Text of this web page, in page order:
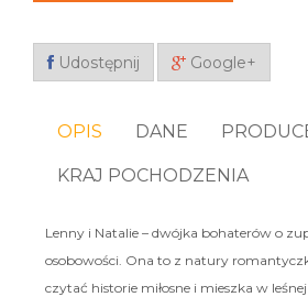
Udostępnij Google+
OPIS DANE
KRAJ POCHODZENIA
Lenny i Natalie – dwójka bohaterów o
osobowości. Ona to z natury
czytać historie miłosne i mieszka w